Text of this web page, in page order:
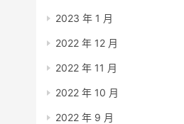
2023 年 1 月
2022 年 12 月
2022 年 11 月
2022 年 10 月
2022 年 9 月